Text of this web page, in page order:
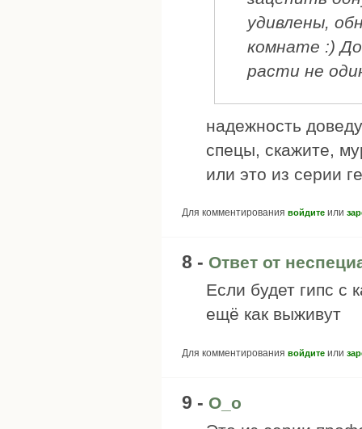
удивлены,
комнате :)
расти не
надежность
спецы, скажите,
или это из серии
Для комментирования войдите или
8 - Ответ от
Если будет гипс с
ещё как выживут
Для комментирования войдите или
9 - О_о